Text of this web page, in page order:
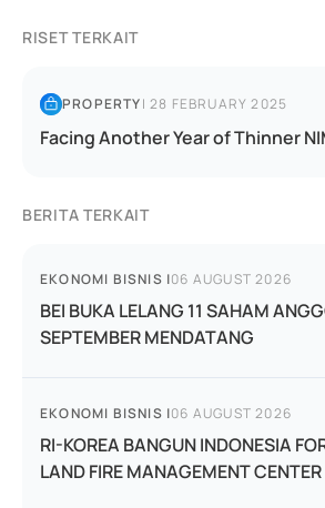
RISET TERKAIT
PROPERTY|28 FEBRUARY 2025
Facing Another Year of Thinner
BERITA TERKAIT
EKONOMI BISNIS |06 AUGUST 2026
BEI BUKA LELANG 11 SAHAM
SEPTEMBER MENDATANG
EKONOMI BISNIS |06 AUGUST 2026
RI-KOREA BANGUN INDONESIA
LAND FIRE MANAGEMENT CENTER